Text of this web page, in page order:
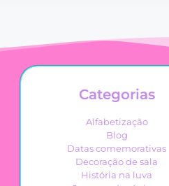
Categorias
Alfabetização
Blog
Datas comemorativas
Decoração de sala
História na luva